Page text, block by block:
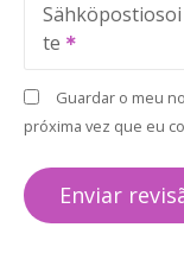
Sähköpostiosoi
te
Guardar o meu
próxima vez que eu